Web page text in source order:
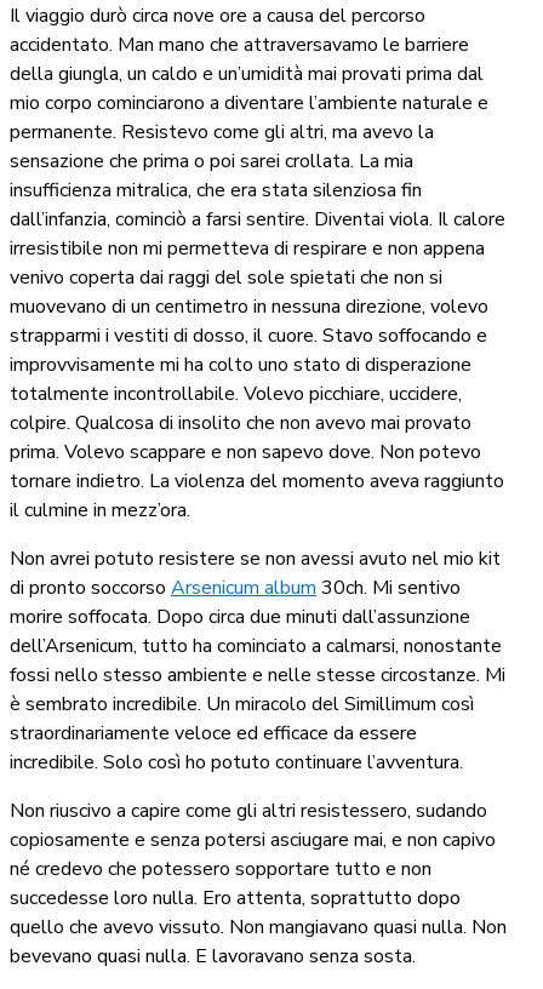
Il viaggio durò circa nove ore a causa del percorso
accidentato. Man mano che attraversavamo le barriere
della giungla, un caldo e un’umidità mai provati prima dal
mio corpo cominciarono a diventare l’ambiente naturale e
permanente. Resistevo come gli altri, ma avevo la
sensazione che prima o poi sarei crollata. La mia
insufficienza mitralica, che era stata silenziosa fin
dall’infanzia, cominciò a farsi sentire. Diventai viola. Il calore
irresistibile non mi permetteva di respirare e non appena
venivo coperta dai raggi del sole spietati che non si
muovevano di un centimetro in nessuna direzione, volevo
strapparmi i vestiti di dosso, il cuore. Stavo soffocando e
improvvisamente mi ha colto uno stato di disperazione
totalmente incontrollabile. Volevo picchiare, uccidere,
colpire. Qualcosa di insolito che non avevo mai provato
prima. Volevo scappare e non sapevo dove. Non potevo
tornare indietro. La violenza del momento aveva raggiunto
il culmine in mezz’ora.
Non avrei potuto resistere se non avessi avuto nel mio kit
di pronto soccorso Arsenicum album 30ch. Mi sentivo
morire soffocata. Dopo circa due minuti dall’assunzione
dell’Arsenicum, tutto ha cominciato a calmarsi, nonostante
fossi nello stesso ambiente e nelle stesse circostanze. Mi
è sembrato incredibile. Un miracolo del Simillimum così
straordinariamente veloce ed efficace da essere
incredibile. Solo così ho potuto continuare l’avventura.
Non riuscivo a capire come gli altri resistessero, sudando
copiosamente e senza potersi asciugare mai, e non capivo
né credevo che potessero sopportare tutto e non
succedesse loro nulla. Ero attenta, soprattutto dopo
quello che avevo vissuto. Non mangiavano quasi nulla. Non
bevevano quasi nulla. E lavoravano senza sosta.